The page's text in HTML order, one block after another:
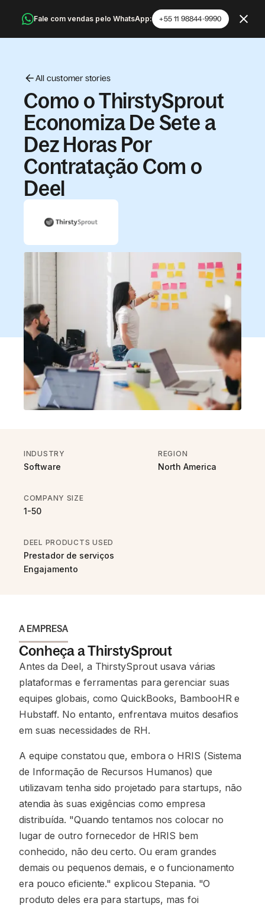
Fale com vendas pelo WhatsApp: +55 11 98844-9990
All customer stories
Como o ThirstySprout
Economiza De Sete a
Dez Horas Por
Contratação Com o
Deel
INDUSTRY
Software
REGION
North America
COMPANY SIZE
1-50
DEEL PRODUCTS USED
Prestador de serviços
Engajamento
A EMPRESA
Conheça a ThirstySprout
Antes da Deel, a ThirstySprout usava várias
plataformas e ferramentas para gerenciar suas
equipes globais, como QuickBooks, BambooHR e
Hubstaff. No entanto, enfrentava muitos desafios
em suas necessidades de RH.
A equipe constatou que, embora o HRIS (Sistema
de Informação de Recursos Humanos) que
utilizavam tenha sido projetado para startups, não
atendia às suas exigências como empresa
distribuída. "Quando tentamos nos colocar no
lugar de outro fornecedor de HRIS bem
conhecido, não deu certo. Ou eram grandes
demais ou pequenos demais, e o funcionamento
era pouco eficiente." explicou Stepania. "O
produto deles era para startups, mas foi